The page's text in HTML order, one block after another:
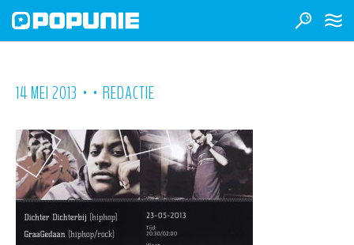
14 MEI 2013 • • REDACTIE